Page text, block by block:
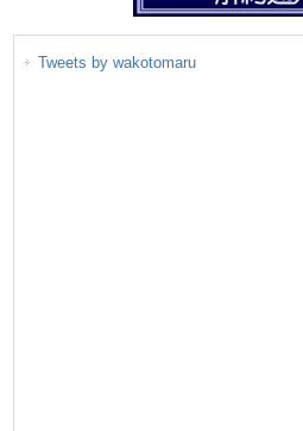
Tweets by wakotomaru